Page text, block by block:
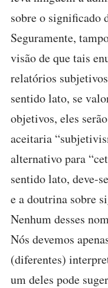
sobre o significado
Seguramente,
visão de que tais
relatórios
sentido lato, se
objetivos, eles
aceitaria
alternativo para
sentido lato, deve-
e a doutrina sobre
Nenhum desses
Nós devemos
(diferentes)
um deles pode